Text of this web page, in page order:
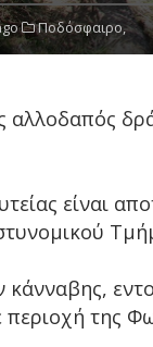
Ποδόσφαιρο,
αλλοδαπός
είναι
κάνναβης,
της